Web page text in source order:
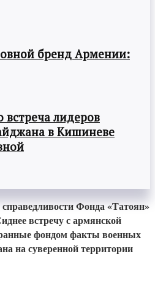
бренд Армении:
лидеров
в Кишиневе
Фонда «Татоян»
встречу с армянской
фондом факты военных
на суверенной территории